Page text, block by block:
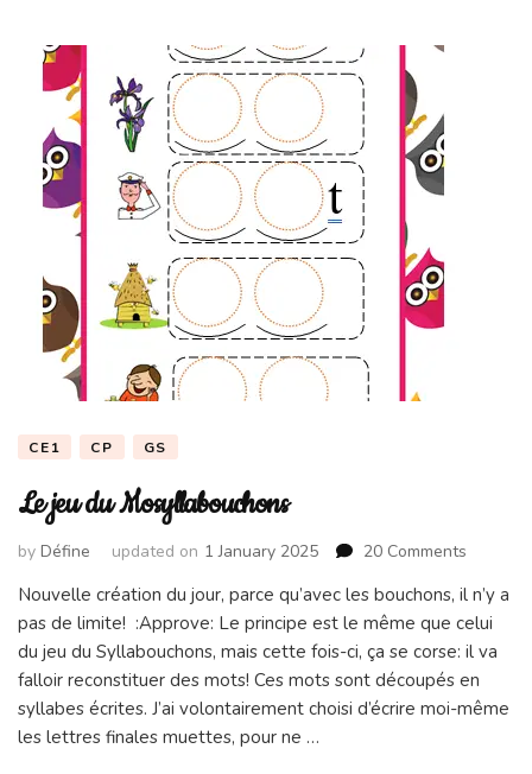
CE1 CP GS
Le jeu du Mosyllabouchons
by Défine updated on 1 January 2025 20 Comments
jeu
du
Nouvelle création du jour, parce qu’avec les bouchons, il n’y a
pas de limite! :Approve: Le principe est le même que celui
du jeu du Syllabouchons, mais cette fois-ci, ça se corse: il va
falloir reconstituer des mots! Ces mots sont découpés en
syllabes écrites. J’ai volontairement choisi d’écrire moi-même
les lettres finales muettes, pour ne …